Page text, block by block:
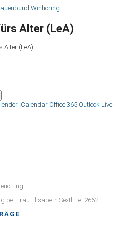
Alter (LeA)
Alter (LeA)
iCalendar Office 365 Outlook Live
bei Frau Elisabeth Sextl, Tel 2662